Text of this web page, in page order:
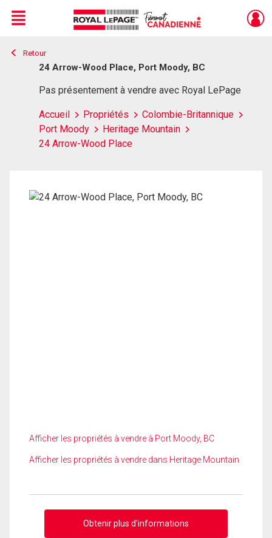
Live
En Direct
Menu
Retour
24 Arrow-Wood Place, Port Moody, BC
Pas présentement à vendre avec Royal LePage
Accueil Propriétés
Colombie-Britannique
Port Moody
Heritage Mountain
24 Arrow-Wood Place
Afficher les propriétés à vendre à Port Moody, BC
Afficher les propriétés à vendre dans Heritage Mountain
Obtenir plus d'informations